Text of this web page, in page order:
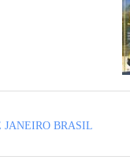
JANEIRO BRASIL